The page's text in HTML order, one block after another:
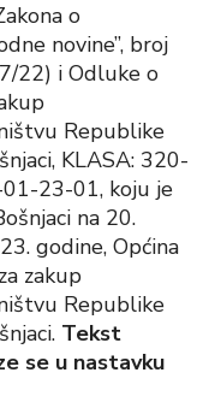
o
novine”, broj
22) i Odluke o
Republike
KLASA: 320-
23-01, koju je
na 20.
godine, Općina
zakup
Republike
Tekst
se u nastavku